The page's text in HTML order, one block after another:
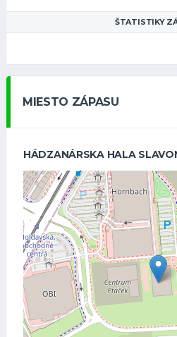
ŠTATISTIKY
MIESTO ZÁPASU
HÁDZANÁRSKA HALA